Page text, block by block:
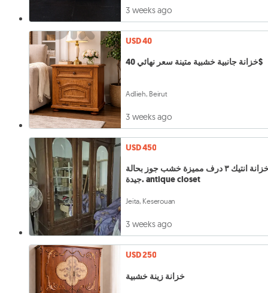
3 weeks ago
USD 40
خزانة جانبية خشبية متينة سعر نهائي 40$
Adlieh, Beirut
3 weeks ago
USD 450
خزانة انتيك ٣ درف مميزة خشب جوز بحالة
جيدة. antique closet
Jeita, Keserouan
3 weeks ago
USD 250
خزانة زينة خشبية